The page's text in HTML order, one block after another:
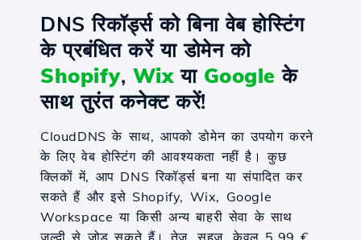
DNS रिकॉर्ड्स को बिना वेब होस्टिंग
के प्रबंधित करें या डोमेन को
Shopify, Wixया Google के
साथ तुरंत कनेक्ट करें!
CloudDNS के साथ, आपको डोमेन का उपयोग करने
के लिए वेब होस्टिंग की आवश्यकता नहीं है। कुछ
क्लिकों में, आप DNS रिकॉर्ड्स बना या संपादित कर
सकते हैं और इसे Shopify, Wix, Google
Workspace या किसी अन्य बाहरी सेवा के साथ
जल्दी से जोड़ सकते हैं। तेज, सहज, केवल 5.99 €